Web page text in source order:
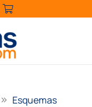
Esquemas